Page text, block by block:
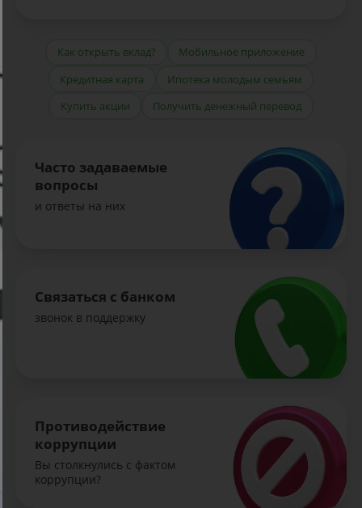
Как открыть вклад?
Мобильное приложение
Кредитная карта
Ипотека молодым семьям
Купить акции
Получить денежный перевод
Часто задаваемые
вопросы
и ответы на них
Связаться с банком
звонок в поддержку
Противодействие
коррупции
Вы столкнулись с фактом
коррупции?